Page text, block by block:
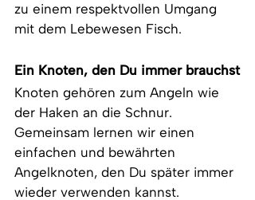
zu einem respektvollen Umgang
mit dem Lebewesen Fisch.
Ein Knoten, den Du immer brauchst
Knoten gehören zum Angeln wie
der Haken an die Schnur.
Gemeinsam lernen wir einen
einfachen und bewährten
Angelknoten, den Du später immer
wieder verwenden kannst.